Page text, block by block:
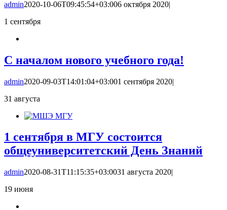
admin2020-10-06T09:45:54+03:006 октября 2020|
1 сентября
С началом нового учебного года!
admin2020-09-03T14:01:04+03:001 сентября 2020|
31 августа
1 сентября в МГУ состоится
общеуниверситетский День Знаний
admin2020-08-31T11:15:35+03:0031 августа 2020|
19 июня